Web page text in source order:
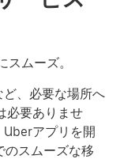
ムーズ。
、必要な場所へ
必要ありませ
アプリを開
のスムーズな移